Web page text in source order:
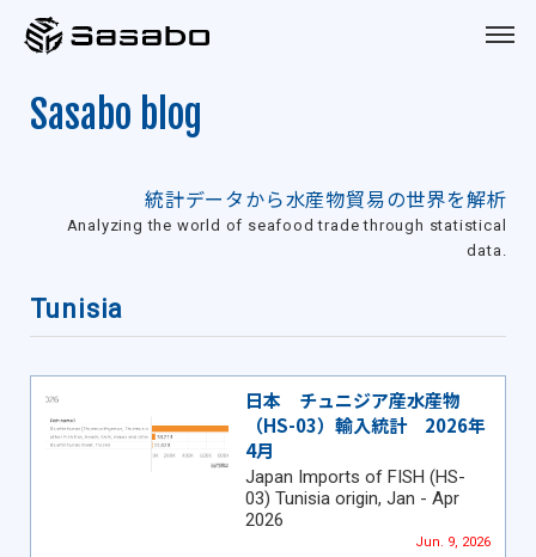
Sasabo
Sasabo blog
統計データから水産物貿易の世界を解析
Analyzing the world of seafood trade through statistical
data.
Tunisia
日本 チュニジア産水産物
（HS-03）輸入統計 2026年
4月
Japan Imports of FISH (HS-
03) Tunisia origin, Jan - Apr
2026
Jun. 9, 2026